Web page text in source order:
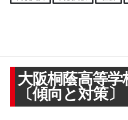
大阪桐蔭高等学
〔傾向と対策〕